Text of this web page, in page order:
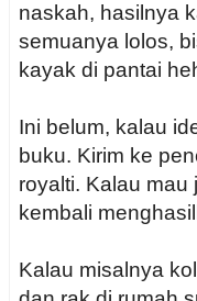
naskah, hasilnya
semuanya lolos,
kayak di pantai
Ini belum, kalau
buku. Kirim ke
royalti. Kalau mau
kembali
Kalau misalnya